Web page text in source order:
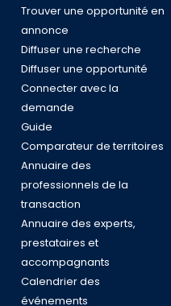
Trouver une opportunité en
annonce
Diffuser une recherche
Diffuser une opportunité
Connecter avec la
demande
Guide
Comparateur de territoires
Annuaire des
professionnels de la
transaction
Annuaire des experts,
prestataires et
accompagnants
Calendrier des
événements